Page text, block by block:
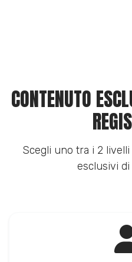
CONTENUTO
Scegli uno tra i 2
esclusivi